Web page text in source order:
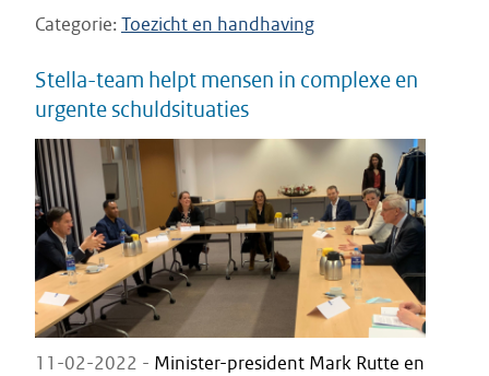
Categorie Toezicht en handhaving
Stella-team helpt mensen in complexe en
urgente schuldsituaties
11-02-2022 - Minister-president Mark Rutte en